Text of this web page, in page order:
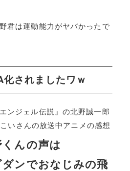
君は運動能力がヤバかったで
されましたワｗ
くんの声は
ンでおなじみの飛